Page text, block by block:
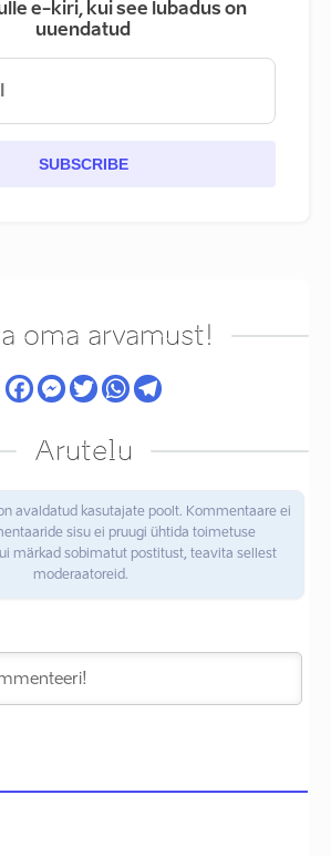
e-kiri, kui see lubadus on
uuendatud
SUBSCRIBE
oma arvamust!
Arutelu
avaldatud kasutajate poolt. Kommentaare ei
sisu ei pruugi ühtida toimetuse
märkad sobimatut postitust, teavita sellest
moderaatoreid.